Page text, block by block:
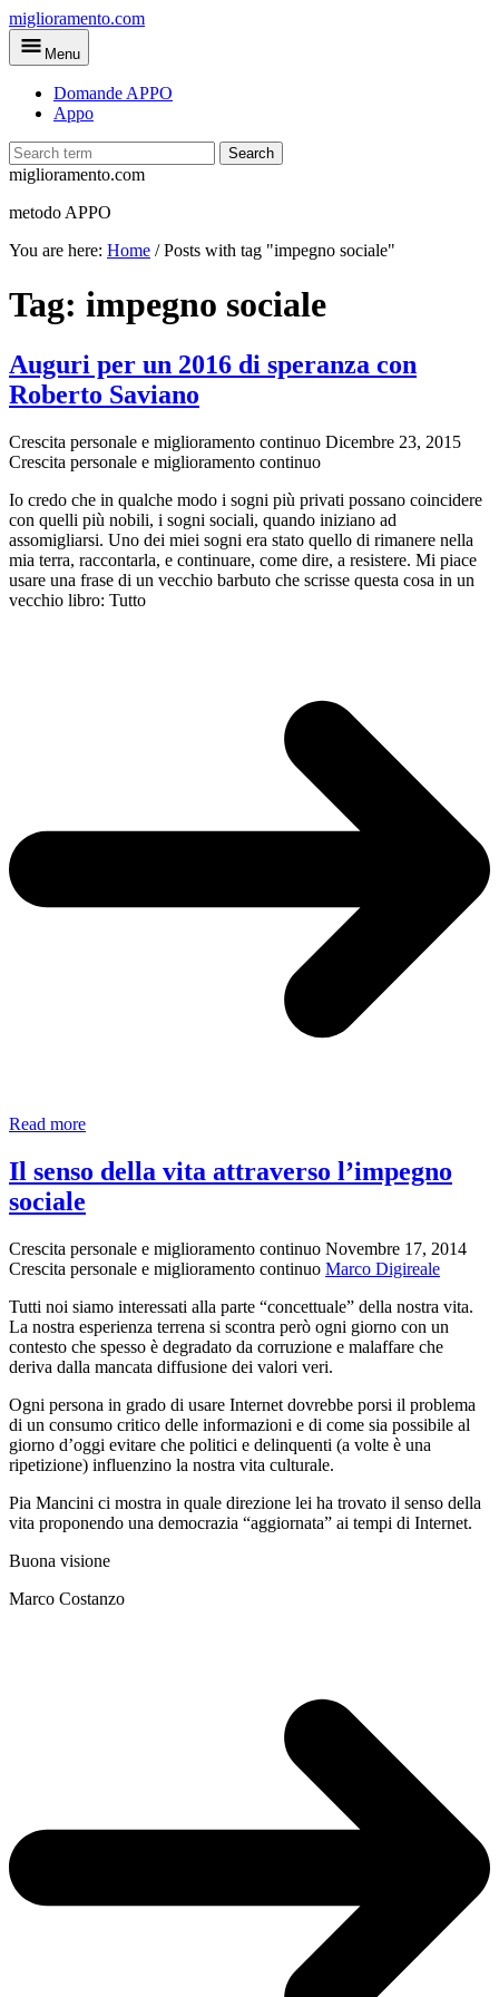
Skip
to
main
miglioramento.com
Menu
Domande APPO
Appo
Search
miglioramento.com
metodo APPO
You are here: Home /Posts with tag "impegno sociale"
Tag: impegno sociale
Auguri per un 2016 di speranza con
Roberto Saviano
Crescita personale e miglioramento continuo Dicembre 23, 2015
Crescita personale e miglioramento continuo
Io credo che in qualche modo i sogni più privati possano coincidere
con quelli più nobili, i sogni sociali, quando iniziano ad
assomigliarsi. Uno dei miei sogni era stato quello di rimanere nella
mia terra, raccontarla, e continuare, come dire, a resistere. Mi piace
usare una frase di un vecchio barbuto che scrisse questa cosa in un
vecchio libro: Tutto
Read moreAuguri
2016
con
Roberto
Il senso della vita attraverso l’impegno
sociale
Crescita personale e miglioramento continuo Novembre 17, 2014
Crescita personale e miglioramento continuo Marco Digireale
Tutti noi siamo interessati alla parte “concettuale” della nostra vita.
La nostra esperienza terrena si scontra però ogni giorno con un
contesto che spesso è degradato da corruzione e malaffare che
deriva dalla mancata diffusione dei valori veri.
Ogni persona in grado di usare Internet dovrebbe porsi il problema
di un consumo critico delle informazioni e di come sia possibile al
giorno d’oggi evitare che politici e delinquenti (a volte è una
ripetizione) influenzino la nostra vita culturale.
Pia Mancini ci mostra in quale direzione lei ha trovato il senso della
vita proponendo una democrazia “aggiornata” ai tempi di Internet.
Buona visione
Marco Costanzo